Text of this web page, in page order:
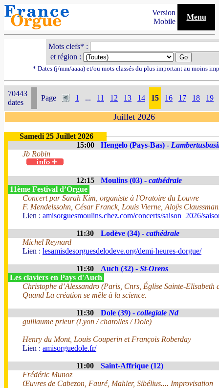
Version
Mobile
Menu
Mots clefs* :
et région :
* Dates (j/mm/aaaa) et/ou mots classés du plus important au moins
70443
dates
Page 1 ... 11 12 13 14 15 16 17 18 19
Juillet 2026
Samedi 25 Juillet 2026
15:00
Hengelo (Pays-Bas) -
Jb Robin
12:15 Moulins (03) - cathédrale
11ème Festival d’Orgue
Concert par Sarah Kim, organiste à l'Oratoire du Louvre
F. Mendelssohn, César Franck, Louis Vierne, Aloÿs
Lien : amisorguesmoulins.chez.com/concerts/saison_2026/
11:30 Lodève (34) - cathédrale
Michel Reynard
Lien : lesamisdesorguesdelodeve.org/demi-heures-dorgue/
11:30 Auch (32) - St-Orens
Les claviers en Pays d'Auch
Christophe d’Alessandro (Paris, Cnrs, Église Sainte-Elisabeth
Quand La création se mêle à la science.
11:30 Dole (39) - collegiale Nd
guillaume prieur (Lyon / charolles / Dole)
Henry du Mont, Louis Couperin et François Roberday
Lien : amisorguedole.fr/
11:00
Saint-Affrique (12)
Frédéric Munoz
Œuvres de Cabezon, Fauré, Mahler, Sibélius.... Improvisation